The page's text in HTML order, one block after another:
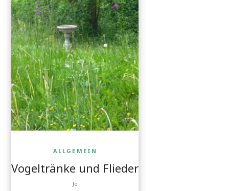
ALLGEMEIN
Vogeltränke und Flieder
Jo